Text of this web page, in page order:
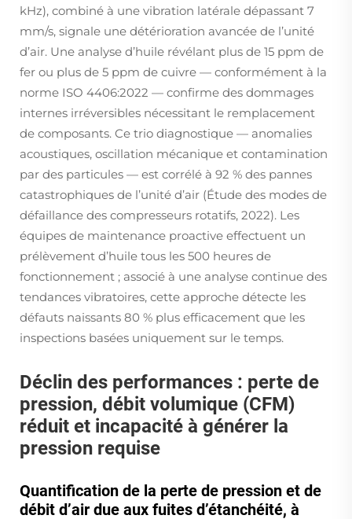
kHz), combiné à une vibration latérale dépassant 7
mm/s, signale une détérioration avancée de l’unité
d’air. Une analyse d’huile révélant plus de 15 ppm de
fer ou plus de 5 ppm de cuivre — conformément à la
norme ISO 4406:2022 — confirme des dommages
internes irréversibles nécessitant le remplacement
de composants. Ce trio diagnostique — anomalies
acoustiques, oscillation mécanique et contamination
par des particules — est corrélé à 92 % des pannes
catastrophiques de l’unité d’air (Étude des modes de
défaillance des compresseurs rotatifs, 2022). Les
équipes de maintenance proactive effectuent un
prélèvement d’huile tous les 500 heures de
fonctionnement ; associé à une analyse continue des
tendances vibratoires, cette approche détecte les
défauts naissants 80 % plus efficacement que les
inspections basées uniquement sur le temps.
Déclin des performances : perte de
pression, débit volumique (CFM)
réduit et incapacité à générer la
pression requise
Quantification de la perte de pression et de
débit d’air due aux fuites d’étanchéité, à